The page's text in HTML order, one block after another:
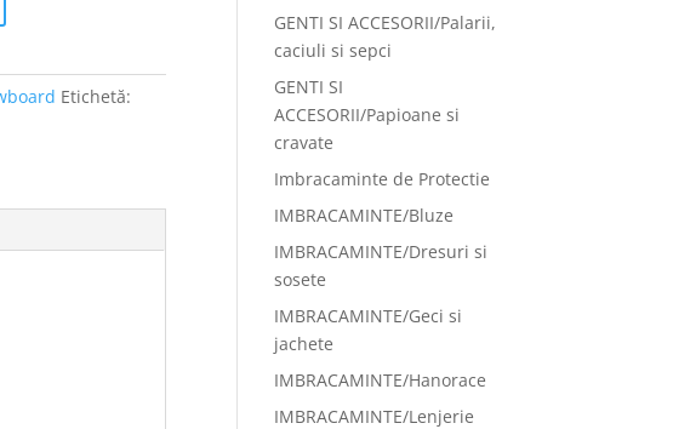
Etichetă:
GENTI SI ACCESORII/Palarii,
caciuli si sepci
GENTI SI
ACCESORII/Papioane si
cravate
Imbracaminte de Protectie
IMBRACAMINTE/Bluze
IMBRACAMINTE/Dresuri si
sosete
IMBRACAMINTE/Geci si
jachete
IMBRACAMINTE/Hanorace
IMBRACAMINTE/Lenjerie